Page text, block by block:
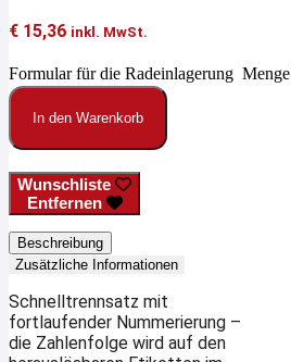
€ 15,36 inkl. MwSt.
Formular für die Radeinlagerung Menge
In den Warenkorb
Wunschliste
Entfernen
Beschreibung
Zusätzliche Informationen
Schnelltrennsatz mit
fortlaufender Nummerierung –
die Zahlenfolge wird auf den